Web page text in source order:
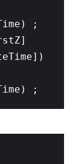
;
;